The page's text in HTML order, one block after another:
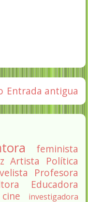
Entrada antigua
feminista
Artista
Política
Profesora
Educadora
investigadora